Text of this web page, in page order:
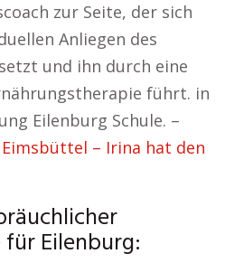
zur Seite, der sich
Anliegen des
und ihn durch eine
führt. in
Eilenburg Schule. –
– Irina hat den
Eilenburg: